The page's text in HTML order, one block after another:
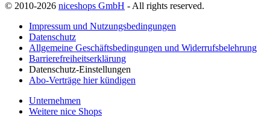
© 2010-2026 niceshops GmbH - All rights reserved.
Impressum und Nutzungsbedingungen
Datenschutz
Allgemeine Geschäftsbedingungen und Widerrufsbelehrung
Barrierefreiheitserklärung
Datenschutz-Einstellungen
Abo-Verträge hier kündigen
Unternehmen
Weitere nice Shops